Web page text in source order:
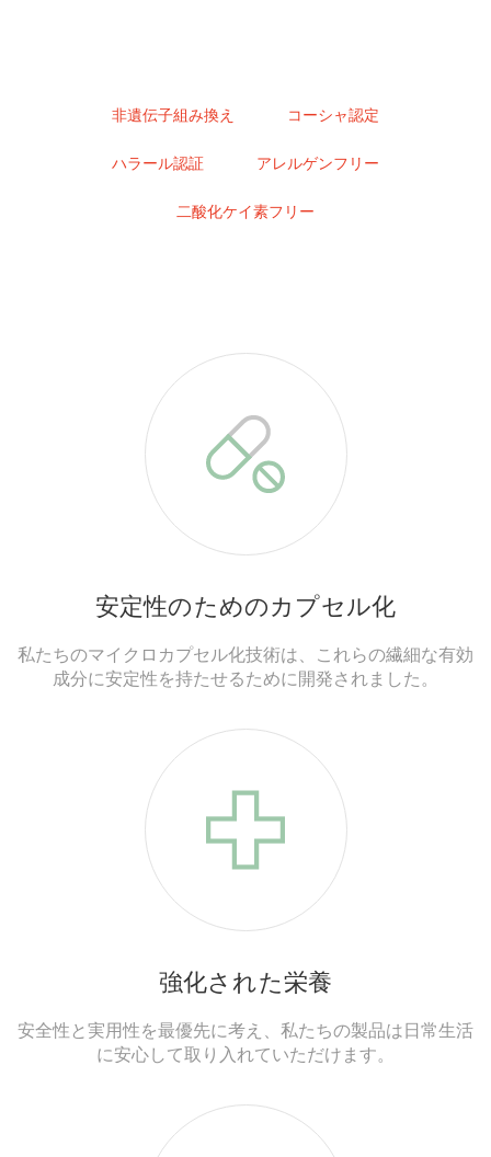
非遺伝子組み換え コーシャ認定
ハラール認証 アレルゲンフリー
二酸化ケイ素フリー
安定性のためのカプセル化
私たちのマイクロカプセル化技術は、これらの繊細な有効
成分に安定性を持たせるために開発されました。
強化された栄養
安全性と実用性を最優先に考え、私たちの製品は日常生活
に安心して取り入れていただけます。